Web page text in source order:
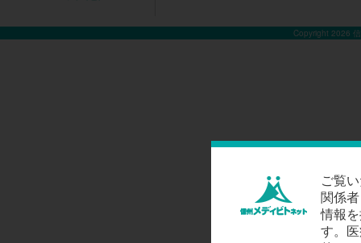
Copyright 2026
ご覧
関係
情報
す。